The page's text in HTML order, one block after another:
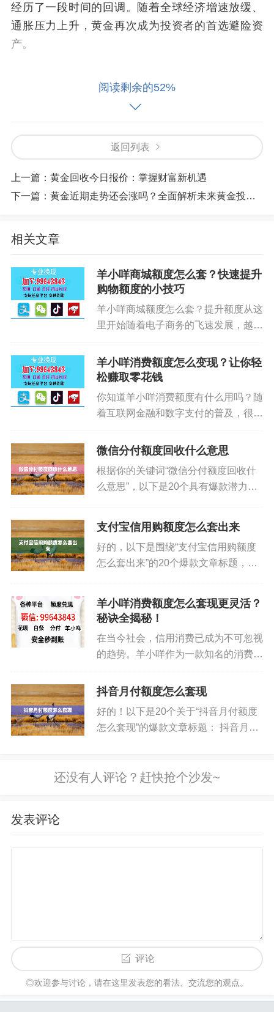
经历了一段时间的回调。随着全球经济增速放缓、
通胀压力上升，黄金再次成为投资者的首选避险资
产。
行普遍采取宽松货币政策，这为黄金价格上涨提供
了坚实基础。地缘政治冲突的加剧也使得黄金的避
空间，尤其是在全球经济不确定性增加的背景下。
黄金价格能否涨到1000元一克，还需要考虑多
重因素。美元走势对黄金价格具有重要影响。如果
力。全球央行的货币政策走向也是关键。如果主要
经济体央行继续实施宽松政策，黄金价格将继续走
高。地缘政治局势的紧张程度也将直接影响黄金的
避险需求。
黄金价格能否涨到1000元一克，取决于全球经
用。投资者在布局黄金投资时，需要密切关注这些
因素的变化，合理配置资产，把握黄金牛市带来的
财富机遇。
作为避险资产的配置价值日益凸显。黄金价格能否
涨到1000元一克？我们从技术分析和长期趋势两个
角度来深入探讨这一问题。
的影响。美元指数是影响黄金价格的重要因素。如
果美元指数持续走弱，黄金价格将获得上涨动力。
全球通胀水平居高不下，主要经济体央行的货币政
实施宽松政策，黄金价格将继续走高。地缘政治局
势的紧张程度也将直接影响黄金的避险需求。
从长期趋势来看，黄金价格仍有上涨空间。随
需求持续升温。尤其是在全球经济不确定性增加的
背景下，黄金作为避险资产的配置价值将进一步提
升。从历史数据来看，黄金价格在2011年曾达到每
经历了一段时间的回调。随着
阅读剩余的52%
返回列表
上一篇： 黄金回收今日报价：掌握财富新机遇
下一篇： 黄金近期走势还会涨吗？全面解析未来黄金投资机会
相关文章
羊小咩商城额度怎么套？快速提升
购物额度的小技巧
羊小咩商城额度怎么套？提升额度从这
里开始随着电子商务的飞速发展，越来
额度，羊小咩商城作为一个备受欢迎的
购物平台，吸引了大量消费者前来购
羊小咩消费额度怎么变现？让你轻
松赚取零花钱
你知道羊小咩消费额度有什么用吗？随
着互联网金融和数字支付的普及，很多
日常购物和支付。而羊小咩作为一个崭
崭露头角。它不仅仅是一个购物平...
微信分付额度回收什么意思
根据你的关键词“微信分付额度回收什
么意思”，以下是20个具有爆款潜力的
局吗？看完你就懂了！ 揭秘微信分付
额度回收：你需要知道的真相...
支付宝信用购额度怎么套出来
好的，以下是围绕“支付宝信用购额度
怎么套出来”的20个爆款文章标题，侧
松变现！ 支付宝信用购额度隐藏功
能，教你安全套现不踩坑！ 支...
羊小咩消费额度怎么套现更灵活？
秘诀全揭秘！
在当今社会，信用消费已成为不可忽视
的趋势。羊小咩作为一款知名的消费分
式吸引了大量用户。很多人对“羊小咩
是如何在合法合规的前提下实现灵...
抖音月付额度怎么套现
好的！以下是20个关于“抖音月付额度
怎么套现”的爆款文章标题： 抖音月付
最新技巧，手把手教你！ 小白必看：3
发表评论
评论
◎欢迎参与讨论，请在这里发表您的看法、交流您的观点。